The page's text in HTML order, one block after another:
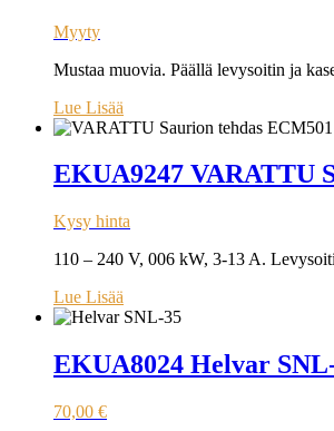
Myyty
Mustaa muovia. Päällä levysoitin ja
Lue Lisää
EKUA9247 VARATTU
Kysy hinta
110 – 240 V, 006 kW, 3-13 A.
Lue Lisää
EKUA8024 Helvar
70,00 €